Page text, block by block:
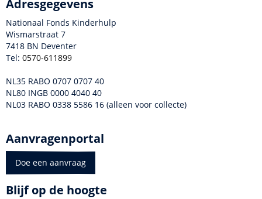
Adresgegevens
Nationaal Fonds Kinderhulp
Wismarstraat 7
7418 BN Deventer
Tel: 0570-611899
NL35 RABO 0707 0707 40
NL80 INGB 0000 4040 40
NL03 RABO 0338 5586 16 (alleen voor collecte)
Aanvragenportal
Doe een aanvraag
Blijf op de hoogte